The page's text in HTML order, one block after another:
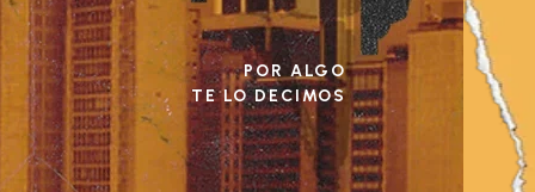
POR ALGO
TE LO DECIMOS